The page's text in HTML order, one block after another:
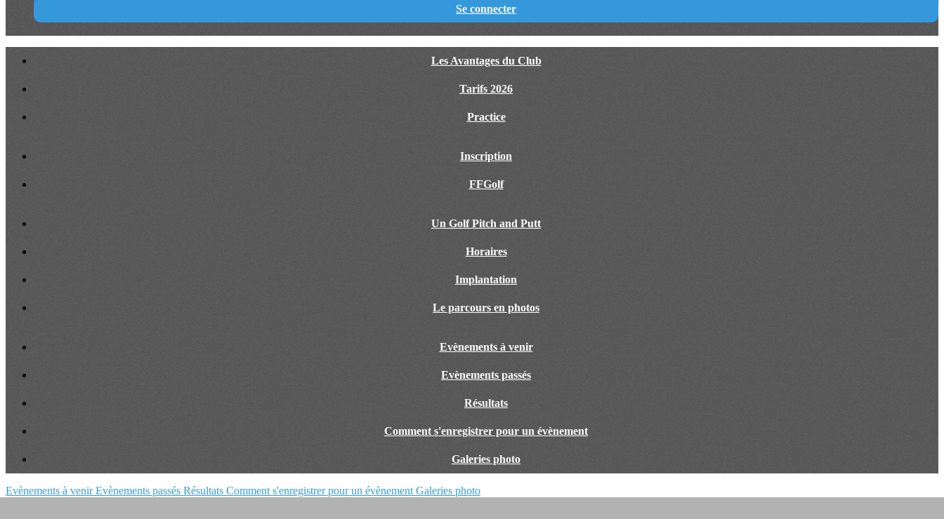
Se connecter
Les Avantages du Club
Tarifs 2026
Practice
Inscription
FFGolf
Un Golf Pitch and Putt
Horaires
Implantation
Le parcours en photos
Evènements à venir
Evènements passés
Résultats
Comment s'enregistrer pour un évènement
Galeries photo
Evènements à venirEvènements passés Résultats Comment s'enregistrer pour un évènement Galeries photo